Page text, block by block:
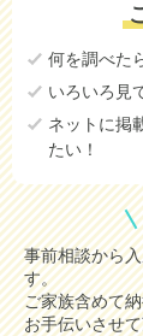
何を調べた
いろいろ見
ネットに掲
たい！
事前相談から
す。
ご家族含めて
お手伝いさせ